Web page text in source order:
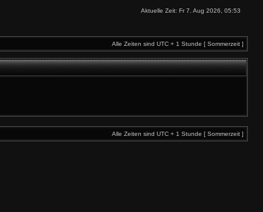
Aktuelle Zeit: Fr 7. Aug 2026, 05:53
Alle Zeiten sind UTC + 1 Stunde [ Sommerzeit ]
Alle Zeiten sind UTC + 1 Stunde [ Sommerzeit ]